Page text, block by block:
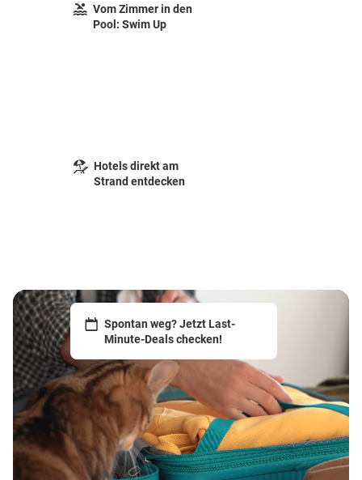
Vom Zimmer in den
Pool: Swim Up
Hotels direkt am
Strand entdecken
Spontan weg? Jetzt Last-
Minute-Deals checken!